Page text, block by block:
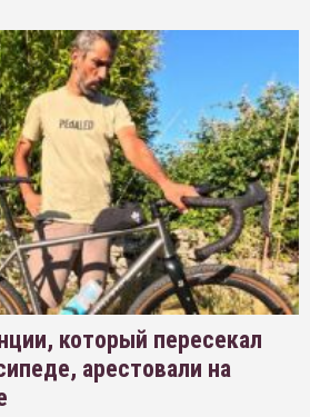
который пересекал
арестовали на